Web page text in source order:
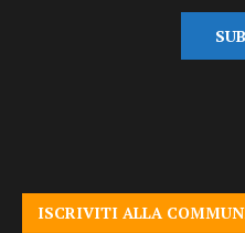
ISCRIVITI ALLA